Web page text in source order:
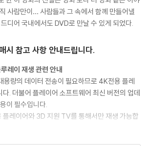
사람만이… 사람들과 그 속에서 함께 만들어낼
디어 국내에서도 DVD로 만날 수 있게 되었다.
참고 사항 안내드립니다.
레이 재생 관련 안내
량의 데이터 전송이 필요하므로 4K전용 플레
. 더불어 플레이어 소프트웨어 최신 버전의 업데
이 필수입니다.
레이어와 3D 지원 TV를 통해서만 재생 가능합